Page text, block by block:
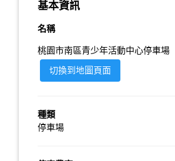
基本資訊
名稱
桃園市南區青少年活動中心停車場
切換到地圖頁面
種類
停車場